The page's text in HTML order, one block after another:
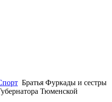
Братья Фуркады и сестры
Тюменской